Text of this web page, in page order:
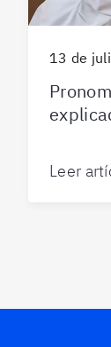
13 de
Leer